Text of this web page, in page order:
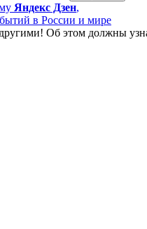
Яндекс Дзен,
в России и мире
Об этом должны